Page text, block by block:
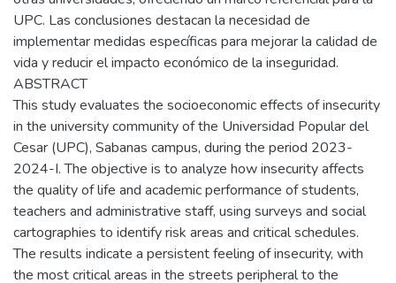
UPC. Las conclusiones destacan la necesidad de
implementar medidas específicas para mejorar la calidad de
vida y reducir el impacto económico de la inseguridad.
ABSTRACT
This study evaluates the socioeconomic effects of insecurity
in the university community of the Universidad Popular del
Cesar (UPC), Sabanas campus, during the period 2023-
2024-I. The objective is to analyze how insecurity affects
the quality of life and academic performance of students,
teachers and administrative staff, using surveys and social
cartographies to identify risk areas and critical schedules.
The results indicate a persistent feeling of insecurity, with
the most critical areas in the streets peripheral to the